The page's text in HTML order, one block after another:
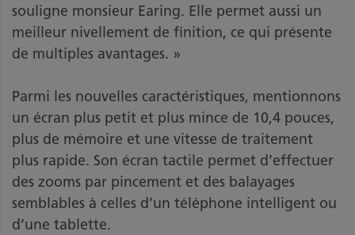
souligne monsieur Earing. Elle permet aussi un
meilleur nivellement de finition, ce qui présente
de multiples avantages. »
Parmi les nouvelles caractéristiques, mentionnons
un écran plus petit et plus mince de 10,4 pouces,
plus de mémoire et une vitesse de traitement
plus rapide. Son écran tactile permet d’effectuer
des zooms par pincement et des balayages
semblables à celles d’un téléphone intelligent ou
d’une tablette.